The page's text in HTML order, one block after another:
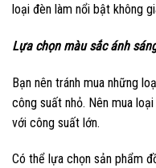
loại đèn làm nổi bật không
Lựa chọn màu sắc ánh
Bạn nên tránh mua những
công suất nhỏ. Nên mua
với công suất lớn.
Có thể lựa chọn sản phẩm